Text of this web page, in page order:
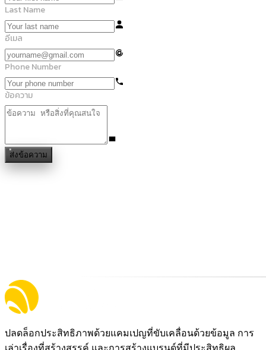
Last Name
อีเมล
Phone Number
ข้อความ
ส่งข้อความ
ปลดล็อกประสิทธิภาพด้วยแคมเปญที่ขับเคลื่อนด้วยข้อมูล การ
เล่าเรื่องที่สร้างสรรค์ และการสร้างแบรนด์ที่มีประสิทธิผล